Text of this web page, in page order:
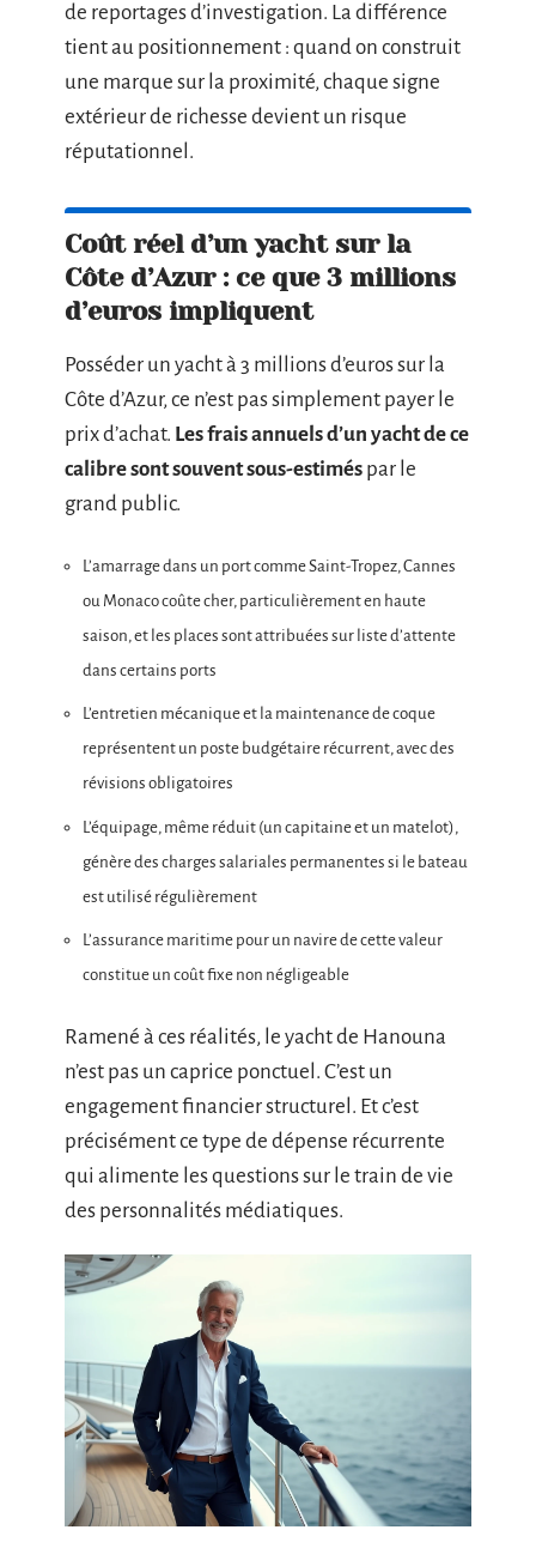
de reportages d’investigation. La différence
tient au positionnement : quand on construit
une marque sur la proximité, chaque signe
extérieur de richesse devient un risque
réputationnel.
Coût réel d’un yacht sur la
Côte d’Azur : ce que 3 millions
d’euros impliquent
Posséder un yacht à 3 millions d’euros sur la
Côte d’Azur, ce n’est pas simplement payer le
prix d’achat. Les frais annuels d’un yacht de ce
calibre sont souvent sous-estimés par le
grand public.
L’amarrage dans un port comme Saint-Tropez, Cannes
ou Monaco coûte cher, particulièrement en haute
saison, et les places sont attribuées sur liste d’attente
dans certains ports
L’entretien mécanique et la maintenance de coque
représentent un poste budgétaire récurrent, avec des
révisions obligatoires
L’équipage, même réduit (un capitaine et un matelot),
génère des charges salariales permanentes si le bateau
est utilisé régulièrement
L’assurance maritime pour un navire de cette valeur
constitue un coût fixe non négligeable
Ramené à ces réalités, le yacht de Hanouna
n’est pas un caprice ponctuel. C’est un
engagement financier structurel. Et c’est
précisément ce type de dépense récurrente
qui alimente les questions sur le train de vie
des personnalités médiatiques.